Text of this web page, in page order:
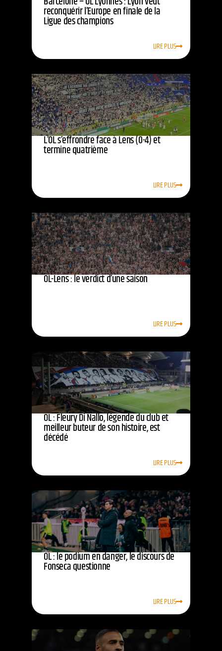
reconquérir l’Europe en finale de la
Ligue des champions
LIRE PLUS
L’OL s’effrondre face à Lens (0-4) et
termine quatrième
LIRE PLUS
OL-Lens : le verdict d’une saison
LIRE PLUS
OL : Fleury Di Nallo, légende du club et
meilleur buteur de son histoire, est
décédé
LIRE PLUS
OL : le podium en danger, le discours de
Fonseca questionne
LIRE PLUS